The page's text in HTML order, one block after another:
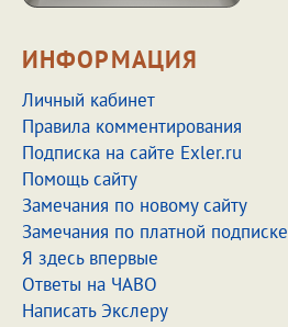
ИНФОРМАЦИЯ
Личный кабинет
Правила комментирования
Подписка на сайте Exler.ru
Помощь сайту
Замечания по новому сайту
Замечания по платной подписке
Я здесь впервые
Ответы на ЧАВО
Написать Экслеру